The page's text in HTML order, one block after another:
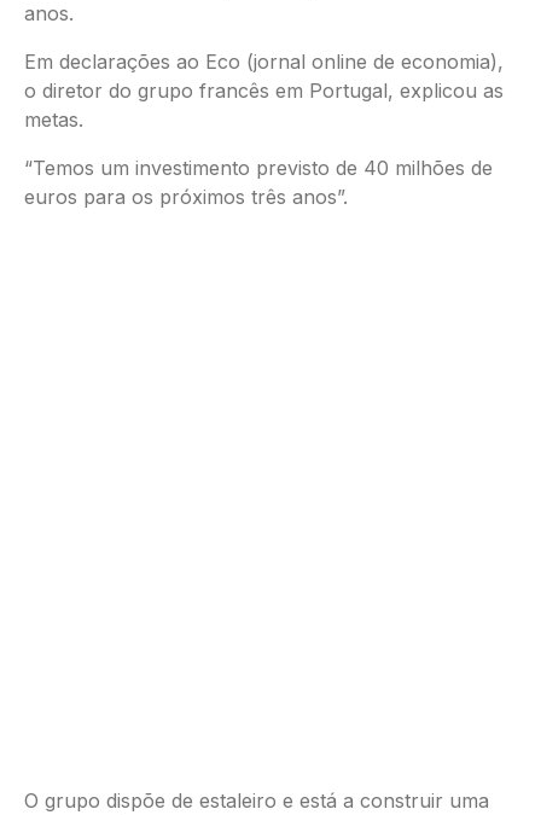
anos.
Em declarações ao Eco (jornal online de economia),
o diretor do grupo francês em Portugal, explicou as
metas.
“Temos um investimento previsto de 40 milhões de
euros para os próximos três anos”.
O grupo dispõe de estaleiro e está a construir uma